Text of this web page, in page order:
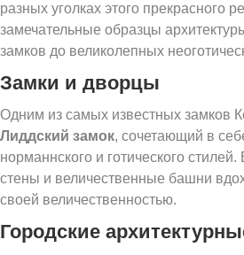
разных уголках этого прекрасного
замечательные образцы
замков до великолепных
Замки и дворцы
Одним из самых известных замков
Лиддский замок, сочетающий в
норманнского и готического
стены и величественные башни
своей величественностью.
Городские